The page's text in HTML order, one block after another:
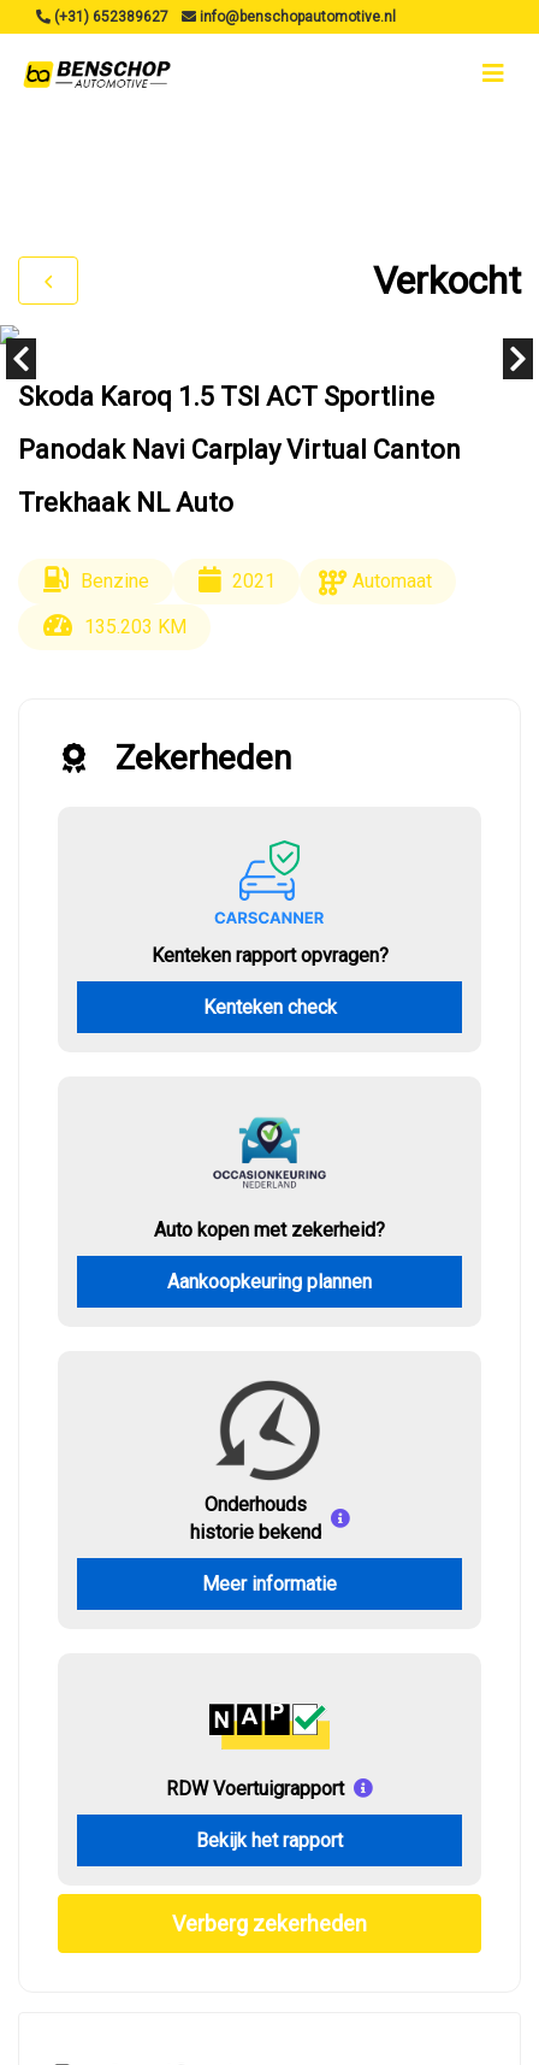
(+31) 652389627 info@benschopautomotive.nl
Verkocht
Skoda Karoq 1.5 TSI ACT Sportline
Panodak Navi Carplay Virtual Canton
Trekhaak NL Auto
Benzine 2021
Automaat
135.203 KM
Zekerheden
Kenteken rapport opvragen?
Kenteken check
Auto kopen met zekerheid?
Aankoopkeuring plannen
Onderhouds
historie bekend
Meer informatie
RDW Voertuigrapport
Bekijk het rapport
Verberg zekerheden